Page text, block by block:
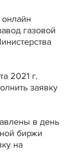
онлайн
газовой
2021 г.
заявку
в день
биржи
на